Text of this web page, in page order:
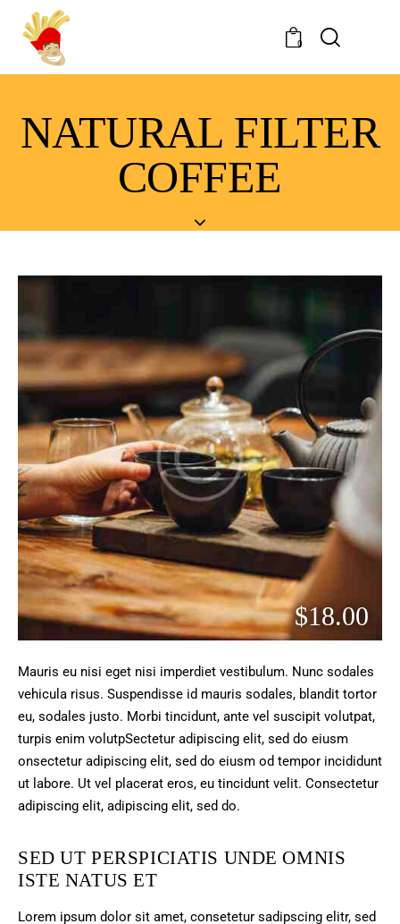
0
NATURAL FILTER
COFFEE
$18.00
Mauris eu nisi eget nisi imperdiet vestibulum. Nunc sodales
vehicula risus. Suspendisse id mauris sodales, blandit tortor
eu, sodales justo. Morbi tincidunt, ante vel suscipit volutpat,
turpis enim volutpSectetur adipiscing elit, sed do eiusm
onsectetur adipiscing elit, sed do eiusm od tempor incididunt
ut labore. Ut vel placerat eros, eu tincidunt velit. Consectetur
adipiscing elit, adipiscing elit, sed do.
SED UT PERSPICIATIS UNDE OMNIS
ISTE NATUS ET
Lorem ipsum dolor sit amet, consetetur sadipscing elitr, sed